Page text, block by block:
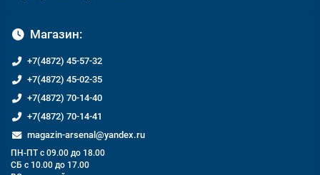
Магазин:
+7(4872) 45-57-32
+7(4872) 45-02-35
+7(4872) 70-14-40
+7(4872) 70-14-41
magazin-arsenal@yandex.ru
ПН-ПТ с 09.00 до 18.00
СБ с 10.00 до 17.00